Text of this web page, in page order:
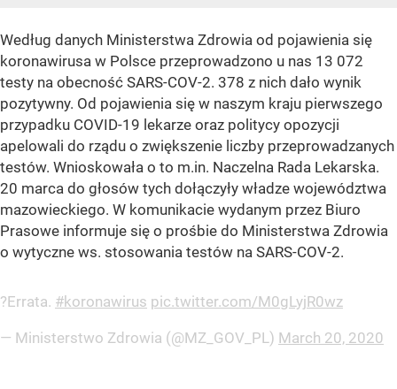
Według danych Ministerstwa Zdrowia od pojawienia się
koronawirusa w Polsce przeprowadzono u nas 13 072
testy na obecność SARS-COV-2. 378 z nich dało wynik
pozytywny. Od pojawienia się w naszym kraju pierwszego
przypadku COVID-19 lekarze oraz politycy opozycji
apelowali do rządu o zwiększenie liczby przeprowadzanych
testów. Wnioskowała o to m.in. Naczelna Rada Lekarska.
20 marca do głosów tych dołączyły władze województwa
mazowieckiego. W komunikacie wydanym przez Biuro
Prasowe informuje się o prośbie do Ministerstwa Zdrowia
o wytyczne ws. stosowania testów na SARS-COV-2.
?Errata. #koronawirus pic.twitter.com/M0gLyjR0wz
— Ministerstwo Zdrowia (@MZ_GOV_PL) March 20, 2020